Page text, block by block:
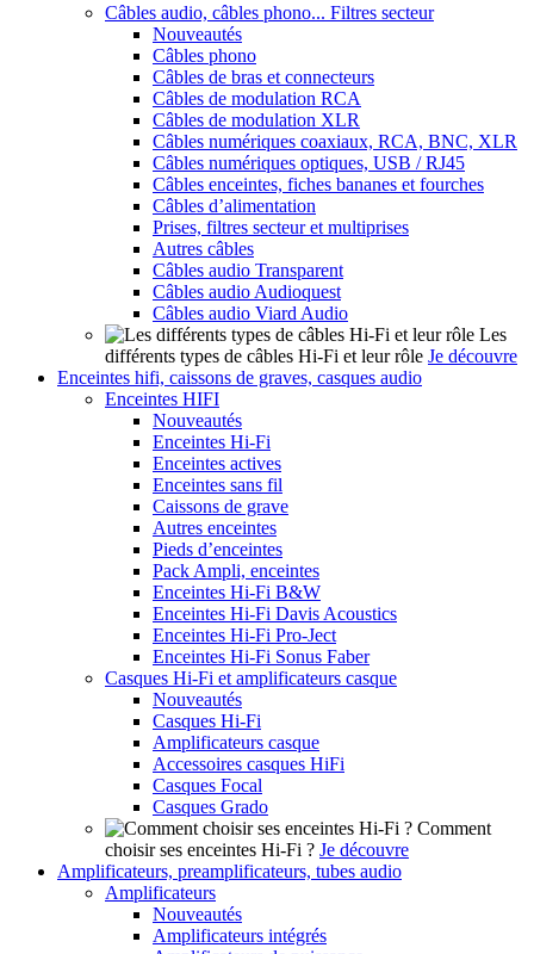
Câbles audio, câbles phono... Filtres secteur
Nouveautés
Câbles phono
Câbles de bras et connecteurs
Câbles de modulation RCA
Câbles de modulation XLR
Câbles numériques coaxiaux, RCA, BNC, XLR
Câbles numériques optiques, USB / RJ45
Câbles enceintes, fiches bananes et fourches
Câbles d’alimentation
Prises, filtres secteur et multiprises
Autres câbles
Câbles audio Transparent
Câbles audio Audioquest
Câbles audio Viard Audio
Les
différents types de câbles Hi-Fi et leur rôle Je découvre
Enceintes hifi, caissons de graves, casques audio
Enceintes HIFI
Nouveautés
Enceintes Hi-Fi
Enceintes actives
Enceintes sans fil
Caissons de grave
Autres enceintes
Pieds d’enceintes
Pack Ampli, enceintes
Enceintes Hi-Fi B&W
Enceintes Hi-Fi Davis Acoustics
Enceintes Hi-Fi Pro-Ject
Enceintes Hi-Fi Sonus Faber
Casques Hi-Fi et amplificateurs casque
Nouveautés
Casques Hi-Fi
Amplificateurs casque
Accessoires casques HiFi
Casques Focal
Casques Grado
Comment
choisir ses enceintes Hi-Fi ? Je découvre
Amplificateurs, preamplificateurs, tubes audio
Amplificateurs
Nouveautés
Amplificateurs intégrés